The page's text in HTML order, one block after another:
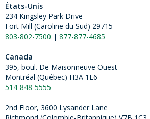
États-Unis
234 Kingsley Park Drive
Fort Mill (Caroline du Sud) 29715
803-802-7500 | 877-877-4685
Canada
395, boul. De Maisonneuve Ouest
Montréal (Québec) H3A 1L6
514-848-5555
2nd Floor, 3600 Lysander Lane